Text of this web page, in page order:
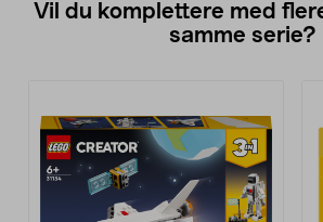
Vil du komplettere med
samme serie?